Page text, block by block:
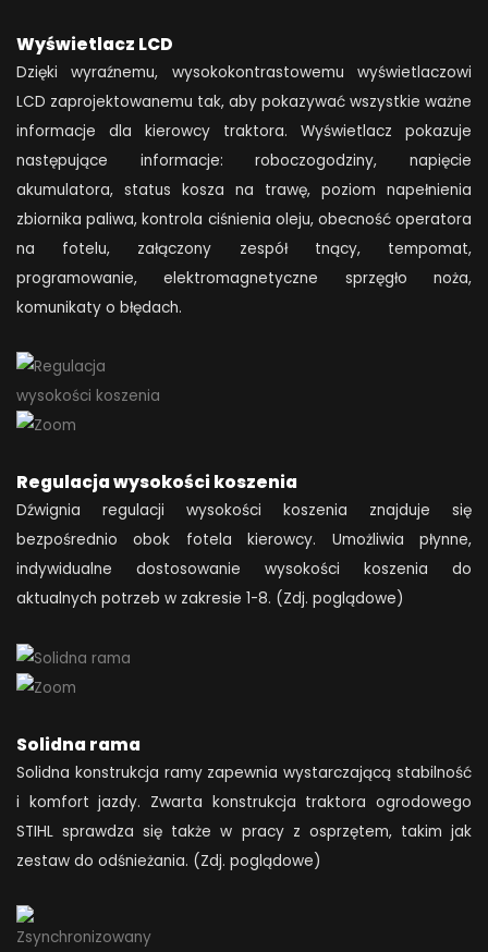
Wyświetlacz LCD
Dzięki wyraźnemu, wysokokontrastowemu wyświetlaczowi
LCD zaprojektowanemu tak, aby pokazywać wszystkie ważne
informacje dla kierowcy traktora. Wyświetlacz pokazuje
następujące informacje: roboczogodziny, napięcie
akumulatora, status kosza na trawę, poziom napełnienia
zbiornika paliwa, kontrola ciśnienia oleju, obecność operatora
na fotelu, załączony zespół tnący, tempomat,
programowanie, elektromagnetyczne sprzęgło noża,
komunikaty o błędach.
Regulacja wysokości koszenia
Dźwignia regulacji wysokości koszenia znajduje się
bezpośrednio obok fotela kierowcy. Umożliwia płynne,
indywidualne dostosowanie wysokości koszenia do
aktualnych potrzeb w zakresie 1-8. (Zdj. poglądowe)
Solidna rama
Solidna konstrukcja ramy zapewnia wystarczającą stabilność
i komfort jazdy. Zwarta konstrukcja traktora ogrodowego
STIHL sprawdza się także w pracy z osprzętem, takim jak
zestaw do odśnieżania. (Zdj. poglądowe)